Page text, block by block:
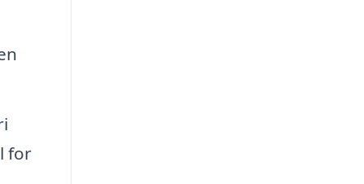
for